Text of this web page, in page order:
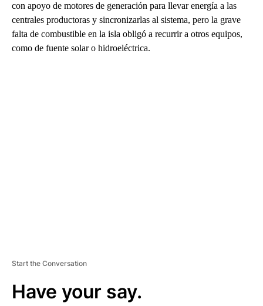
con apoyo de motores de generación para llevar energía a las
centrales productoras y sincronizarlas al sistema, pero la grave
falta de combustible en la isla obligó a recurrir a otros equipos,
como de fuente solar o hidroeléctrica.
Start the Conversation
Have your say.